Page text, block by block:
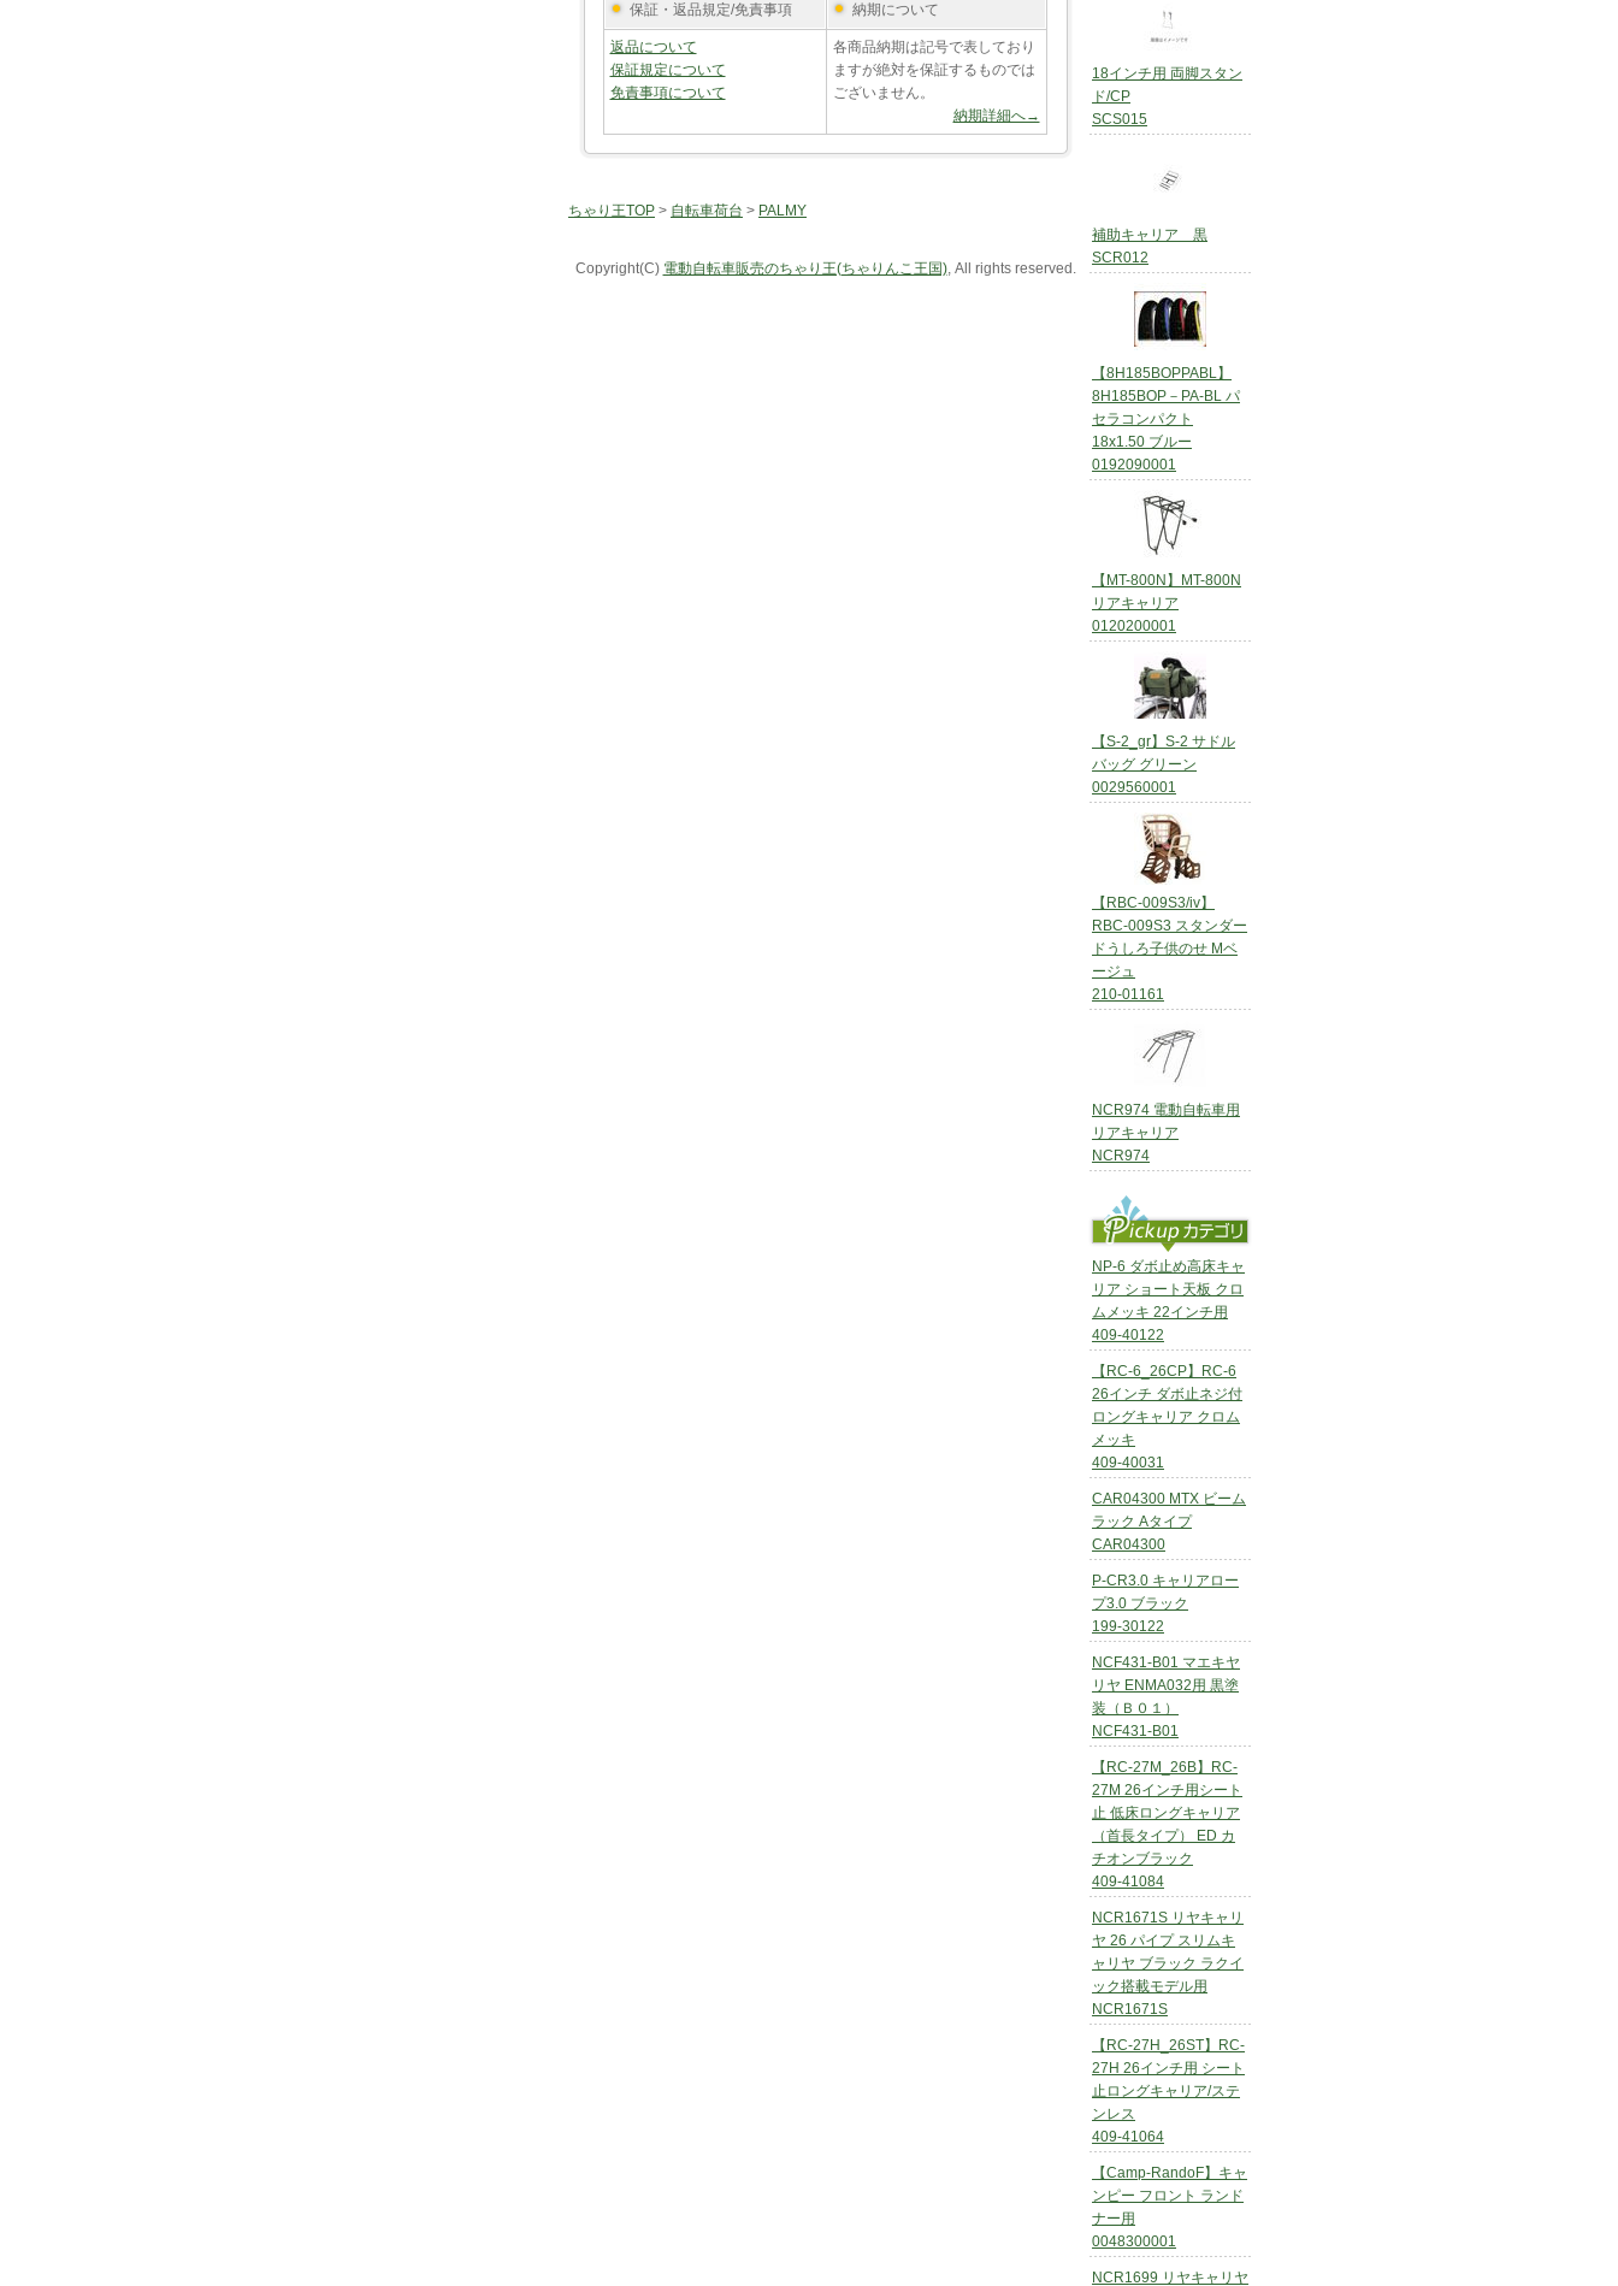
保証・返品規定/免責事項 納期について
返品について
保証規定について
免責事項について
各商品納期は記号で表しており
ますが絶対を保証するものでは
ございません。
納期詳細へ→
ちゃり王TOP > 自転車荷台 > PALMY
Copyright(C) 電動自転車販売のちゃり王(ちゃりんこ王国), All rights reserved.
18インチ用 両脚スタン
ド/CP
SCS015
補助キャリア 黒
SCR012
【8H185BOPPABL】
8H185BOP－PA-BL パ
セラコンパクト
18x1.50 ブルー
0192090001
【MT-800N】MT-800N
リアキャリア
0120200001
【S-2_gr】S-2 サドル
バッグ グリーン
0029560001
【RBC-009S3/iv】
RBC-009S3 スタンダー
ドうしろ子供のせ Mベ
ージュ
210-01161
NCR974 電動自転車用
リアキャリア
NCR974
NP-6 ダボ止め高床キャ
リア ショート天板 クロ
ムメッキ 22インチ用
409-40122
【RC-6_26CP】RC-6
26インチ ダボ止ネジ付
ロングキャリア クロム
メッキ
409-40031
CAR04300 MTX ビーム
ラック Aタイプ
CAR04300
P-CR3.0 キャリアロー
プ3.0 ブラック
199-30122
NCF431-B01 マエキヤ
リヤ ENMA032用 黒塗
装（Ｂ０１）
NCF431-B01
【RC-27M_26B】RC-
27M 26インチ用シート
止 低床ロングキャリア
（首長タイプ） ED カ
チオンブラック
409-41084
NCR1671S リヤキャリ
ヤ 26 パイプ スリムキ
ャリヤ ブラック ラクイ
ック搭載モデル用
NCR1671S
【RC-27H_26ST】RC-
27H 26インチ用 シート
止ロングキャリア/ステ
ンレス
409-41064
【Camp-RandoF】キャ
ンピー フロント ランド
ナー用
0048300001
NCR1699 リヤキャリヤ